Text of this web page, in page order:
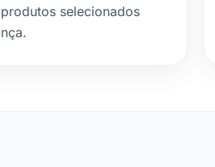
selecionados